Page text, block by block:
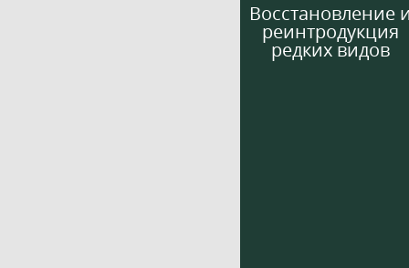
Восстановление
реинтродукция
редких видов